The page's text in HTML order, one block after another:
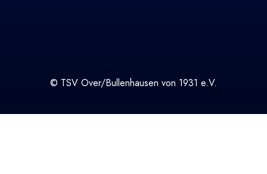
© TSV Over/Bullenhausen von 1931 e.V.